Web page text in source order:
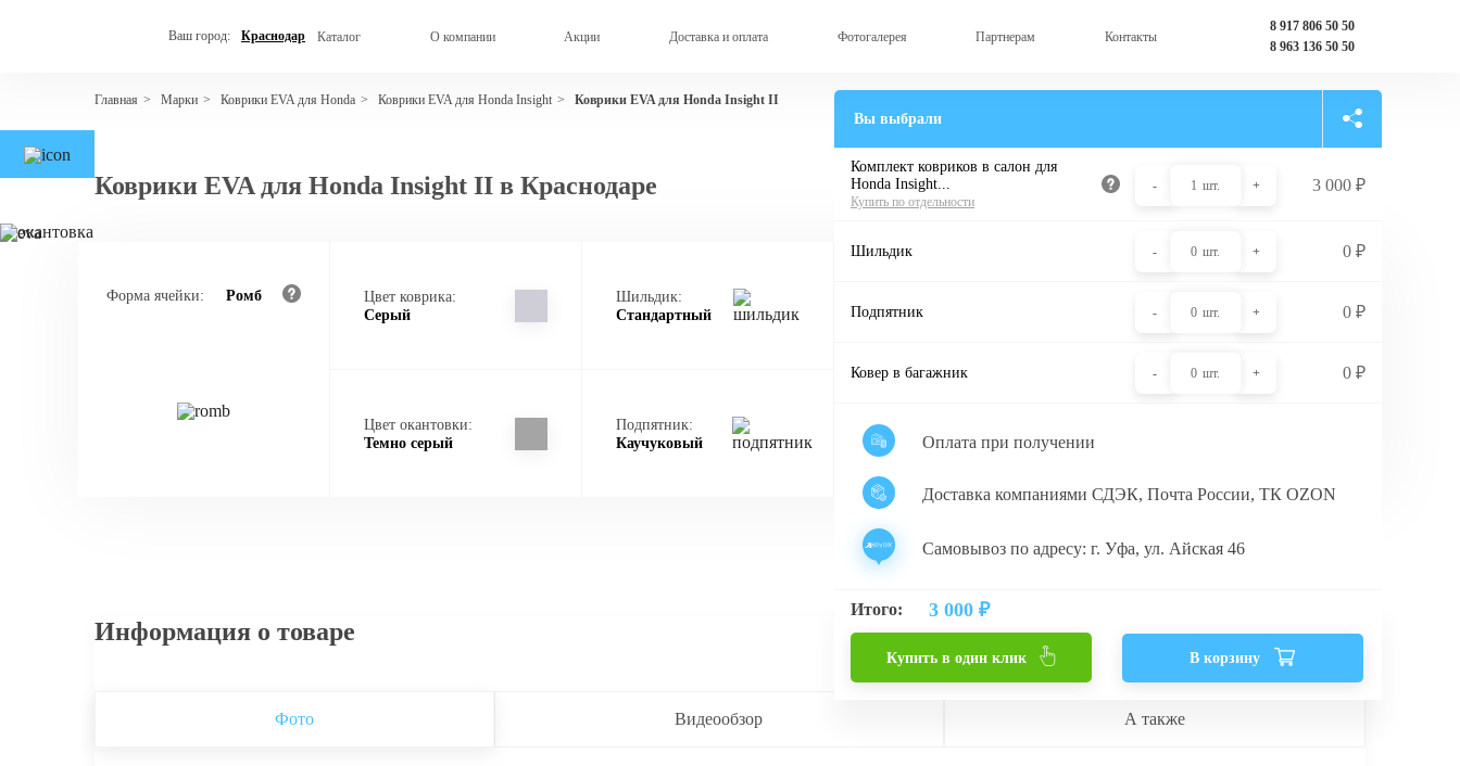
Ваш город: Краснодар Каталог О компании Акции Доставка и оплата Фотогалерея Партнерам Контакты
8 917 806 50 50
8 963 136 50 50
Главная > Марки > Коврики EVA для Honda > Коврики EVA для Honda Insight > Коврики EVA для Honda Insight II
Коврики EVA для Honda Insight II в Краснодаре
Форма ячейки: Ромб
Цвет коврика:
Серый
Шильдик:
Стандартный
Цвет окантовки:
Темно серый
Подпятник:
Каучуковый
Вы выбрали
Комплект ковриков в салон для
Honda Insight...
Купить по отдельности
- 1 шт. + 3 000₽
Шильдик - 0 шт. + 0₽
Подпятник - 0 шт. + 0₽
Ковер в багажник - 0 шт. + 0₽
Оплата при получении
Доставка компаниями СДЭК, Почта России, ТК OZON
Самовывоз по адресу: г. Уфа, ул. Айская 46
Итого: 3 000 ₽
Купить в один клик В корзину
Информация о товаре
Фото Видеообзор А также